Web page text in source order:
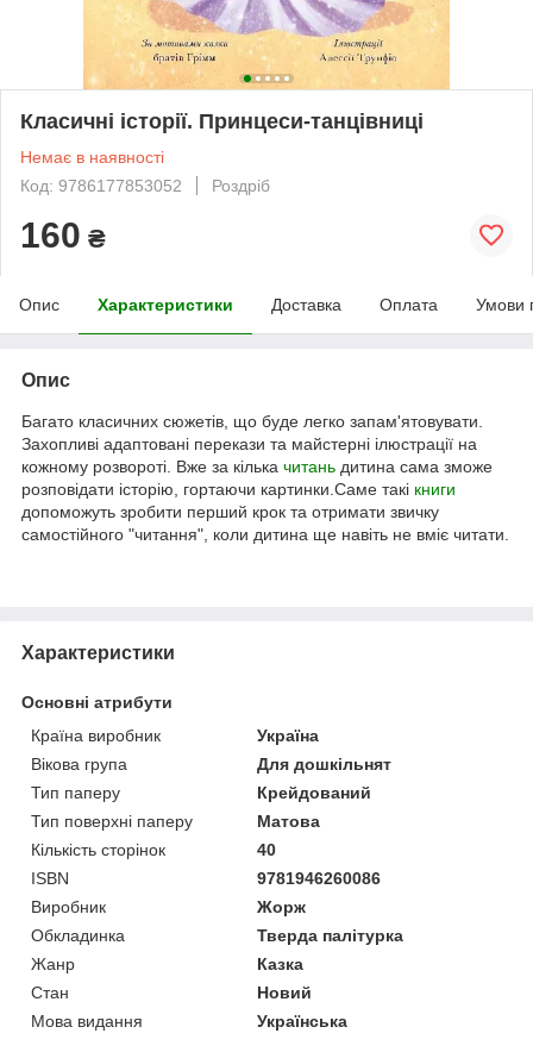
Класичні історії. Принцеси-танцівниці
Немає в наявності
Код: 9786177853052
Роздріб
160 ₴
Опис Характеристики Доставка Оплата Умови
Опис
Багато класичних сюжетів, що буде легко запам'ятовувати.
Захопливі адаптовані перекази та майстерні ілюстрації на
кожному розвороті. Вже за кілька читань дитина сама зможе
розповідати історію, гортаючи картинки.Саме такі книги
допоможуть зробити перший крок та отримати звичку
самостійного "читання", коли дитина ще навіть не вміє читати.
Характеристики
Основні атрибути
Країна виробник
Україна
Вікова група
Для дошкільнят
Тип паперу
Крейдований
Тип поверхні паперу
Матова
Кількість сторінок
40
ISBN
9781946260086
Виробник
Жорж
Обкладинка
Тверда палітурка
Жанр
Казка
Стан
Новий
Мова видання
Українська